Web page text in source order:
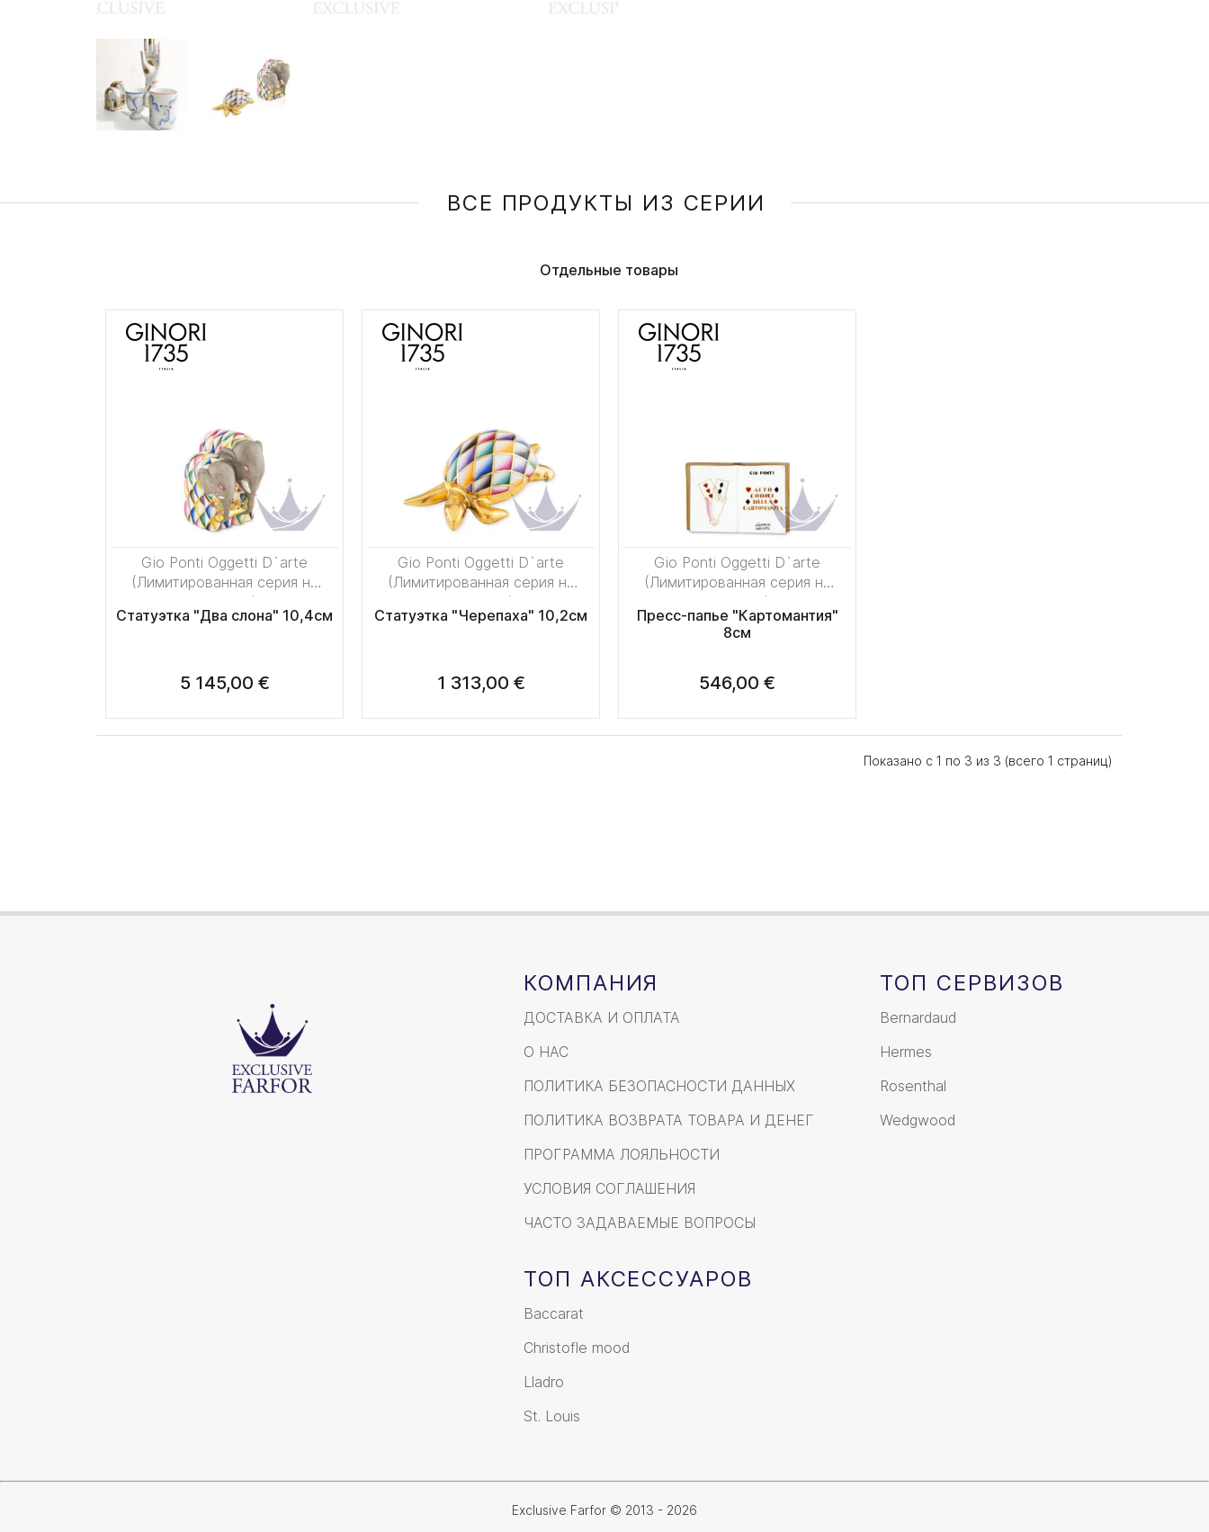
ВСЕ ПРОДУКТЫ ИЗ СЕРИИ
Отдельные товары
Gio Ponti Oggetti D`arte
(Лимитированная серия на
50 пред.)
Статуэтка "Два слона" 10,4см
5 145,00 €
Gio Ponti Oggetti D`arte
(Лимитированная серия на
50 пред.)
Статуэтка "Черепаха" 10,2см
1 313,00 €
Gio Ponti Oggetti D`arte
(Лимитированная серия на
50 пред.)
Пресс-папье "Картомантия"
8см
546,00 €
Показано с 1 по 3 из 3 (всего 1 страниц)
КОМПАНИЯ
ДОСТАВКА И ОПЛАТА
О НАС
ПОЛИТИКА БЕЗОПАСНОСТИ ДАННЫХ
ПОЛИТИКА ВОЗВРАТА ТОВАРА И ДЕНЕГ
ПРОГРАММА ЛОЯЛЬНОСТИ
УСЛОВИЯ СОГЛАШЕНИЯ
ЧАСТО ЗАДАВАЕМЫЕ ВОПРОСЫ
ТОП СЕРВИЗОВ
Bernardaud
Hermes
Rosenthal
Wedgwood
ТОП АКСЕССУАРОВ
Baccarat
Christofle mood
Lladro
St. Louis
Exclusive Farfor © 2013 - 2026